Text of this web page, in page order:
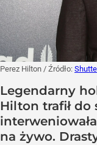
Perez Hilton / Źródło:
Legendarny
Hilton trafił do
na żywo.